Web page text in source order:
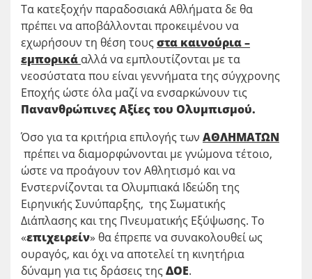
Τα κατεξοχήν παραδοσιακά Αθλήματα δε θα
πρέπει να αποβάλλονται προκειμένου να
εχωρήσουν τη θέση τους στα καινούρια –
εμπορικά αλλά να εμπλουτίζονται με τα
νεοσύστατα που είναι γεννήματα της σύγχρονης
Εποχής ώστε όλα μαζί να ενσαρκώνουν τις
Πανανθρώπινες Αξίες του Ολυμπισμού.
Όσο για τα κριτήρια επιλογής των ΑΘΛΗΜΑΤΩΝ
πρέπει να διαμορφώνονται με γνώμονα τέτοιο,
ώστε να προάγουν τον Αθλητισμό και να
Ενστερνίζονται τα Ολυμπιακά Ιδεώδη της
Ειρηνικής Συνύπαρξης, της Σωματικής
Διάπλασης και της Πνευματικής Εξύψωσης. Το
«επιχειρείν» θα έπρεπε να συνακολουθεί ως
ουραγός, και όχι να αποτελεί τη κινητήρια
δύναμη για τις δράσεις της ΔΟΕ.